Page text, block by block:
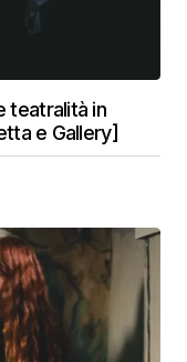
teatralità in
e Gallery]